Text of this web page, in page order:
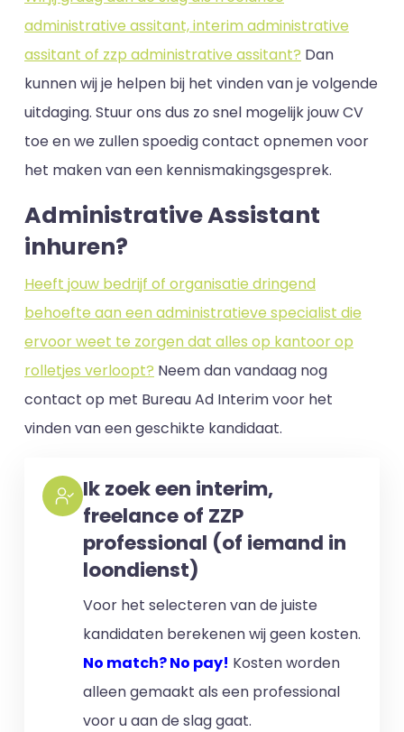
administrative assitant, interim administrative
assitant of zzp administrative assitant? Dan
kunnen wij je helpen bij het vinden van je volgende
uitdaging. Stuur ons dus zo snel mogelijk jouw CV
toe en we zullen spoedig contact opnemen voor
het maken van een kennismakingsgesprek.
Administrative Assistant
inhuren?
Heeft jouw bedrijf of organisatie dringend
behoefte aan een administratieve specialist die
ervoor weet te zorgen dat alles op kantoor op
rolletjes verloopt? Neem dan vandaag nog
contact op met Bureau Ad Interim voor het
vinden van een geschikte kandidaat.
Ik zoek een interim,
freelance of ZZP
professional (of iemand in
loondienst)
Voor het selecteren van de juiste
kandidaten berekenen wij geen kosten.
No match? No pay! Kosten worden
alleen gemaakt als een professional
voor u aan de slag gaat.